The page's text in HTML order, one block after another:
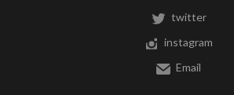
twitter
instagram
Email